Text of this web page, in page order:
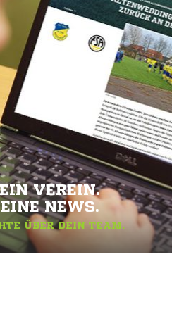
VEREIN.
NEWS.
ÜBER DEIN TEAM.